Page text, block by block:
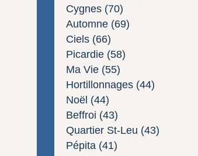
Cygnes (70)
Automne (69)
Ciels (66)
Picardie (58)
Ma Vie (55)
Hortillonnages (44)
Noël (44)
Beffroi (43)
Quartier St-Leu (43)
Pépita (41)